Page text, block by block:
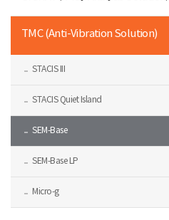
TMC (Anti-Vibration Solution)
STACIS III
STACIS Quiet Island
SEM-Base
SEM-Base LP
Micro-g